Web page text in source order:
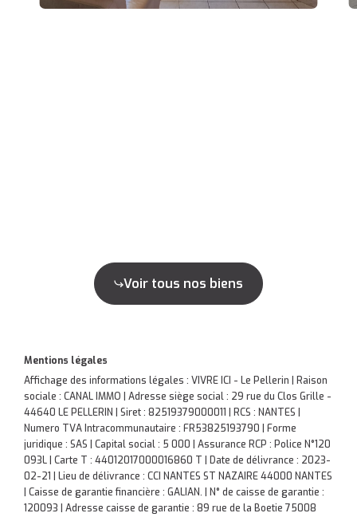
Voir tous nos biens
Mentions légales
Affichage des informations légales : VIVRE ICI - Le Pellerin | Raison
sociale : CANAL IMMO | Adresse siège social : 29 rue du Clos Grille -
44640 LE PELLERIN | Siret : 82519379000011 | RCS : NANTES |
Numero TVA Intracommunautaire : FR53825193790 | Forme
juridique : SAS | Capital social : 5 000 | Assurance RCP : Police N°120
093L | Carte T : 44012017000016860 T | Date de délivrance : 2023-
02-21 | Lieu de délivrance : CCI NANTES ST NAZAIRE 44000 NANTES
| Caisse de garantie financière : GALIAN. | N° de caisse de garantie :
120093 | Adresse caisse de garantie : 89 rue de la Boetie 75008